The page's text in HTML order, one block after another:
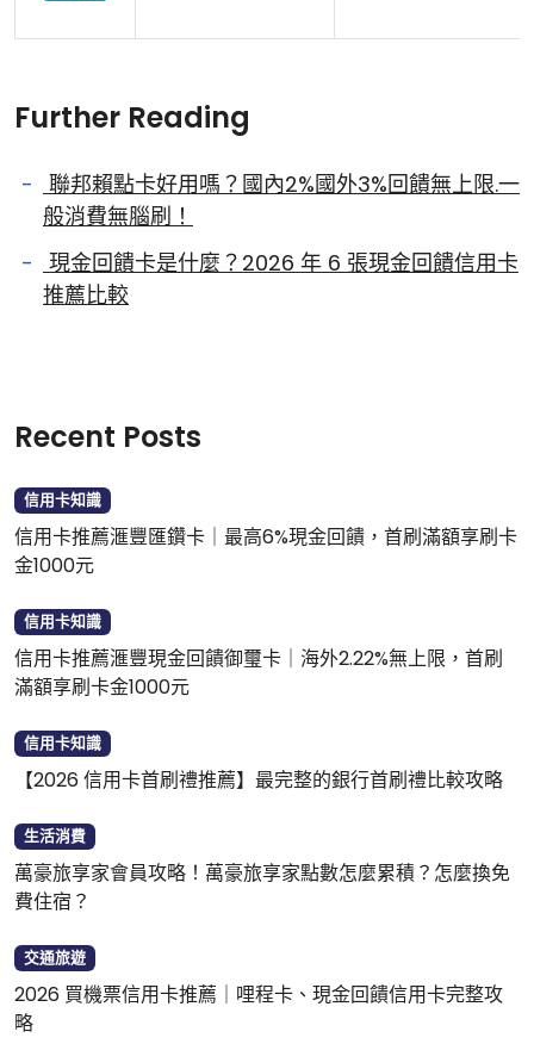
Further Reading
聯邦賴點卡好用嗎？國內2%國外3%回饋無上限.一
般消費無腦刷！
現金回饋卡是什麼？2026 年 6 張現金回饋信用卡
推薦比較
Recent Posts
信用卡知識
信用卡推薦滙豐匯鑽卡｜最高6%現金回饋，首刷滿額享刷卡
金1000元
信用卡知識
信用卡推薦滙豐現金回饋御璽卡｜海外2.22%無上限，首刷
滿額享刷卡金1000元
信用卡知識
【2026 信用卡首刷禮推薦】最完整的銀行首刷禮比較攻略
生活消費
萬豪旅享家會員攻略！萬豪旅享家點數怎麼累積？怎麼換免
費住宿？
交通旅遊
2026 買機票信用卡推薦｜哩程卡、現金回饋信用卡完整攻
略